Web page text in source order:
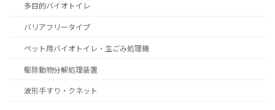
多目的バイオトイレ
バリアフリータイプ
ペット用バイオトイレ・生ごみ処理機
駆除動物分解処理装置
波形手すり・クネット